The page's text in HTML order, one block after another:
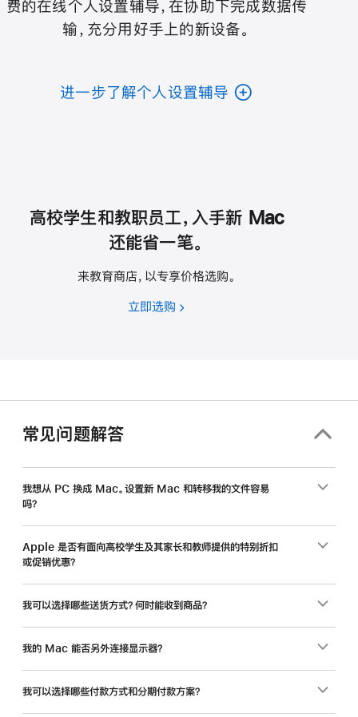
费的在线个人设置辅导，在协助下完成数据传
输，充分用好手上的新设备。
进一步了解个人设置辅导
高校学生和教职员工，入手新 Mac
还能省一笔。
来教育商店，以专享价格选购。
立即选购 高
工，
入
新
Mac
能
省
一
常见问题解答
我想从 PC 换成 Mac。设置新 Mac 和转移我的文件容易
吗？
Apple 是否有面向高校学生及其家长和教师提供的特别折扣
或促销优惠？
我可以选择哪些送货方式？何时能收到商品？
我的 Mac 能否另外连接显示器？
我可以选择哪些付款方式和分期付款方案？